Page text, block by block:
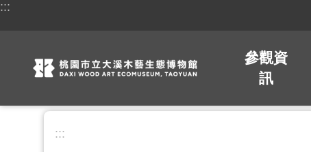
跳到主要內容區塊
:::
參觀資
訊
:::